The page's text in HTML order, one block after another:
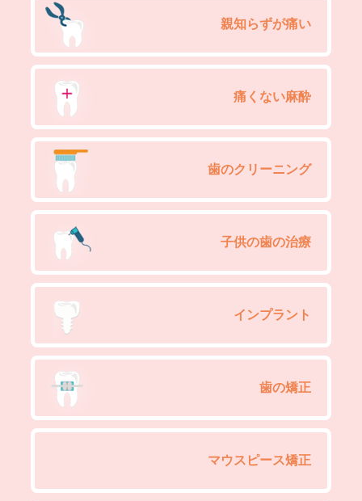
親知らずが痛い
痛くない麻酔
歯のクリーニング
子供の歯の治療
インプラント
歯の矯正
マウスピース矯正